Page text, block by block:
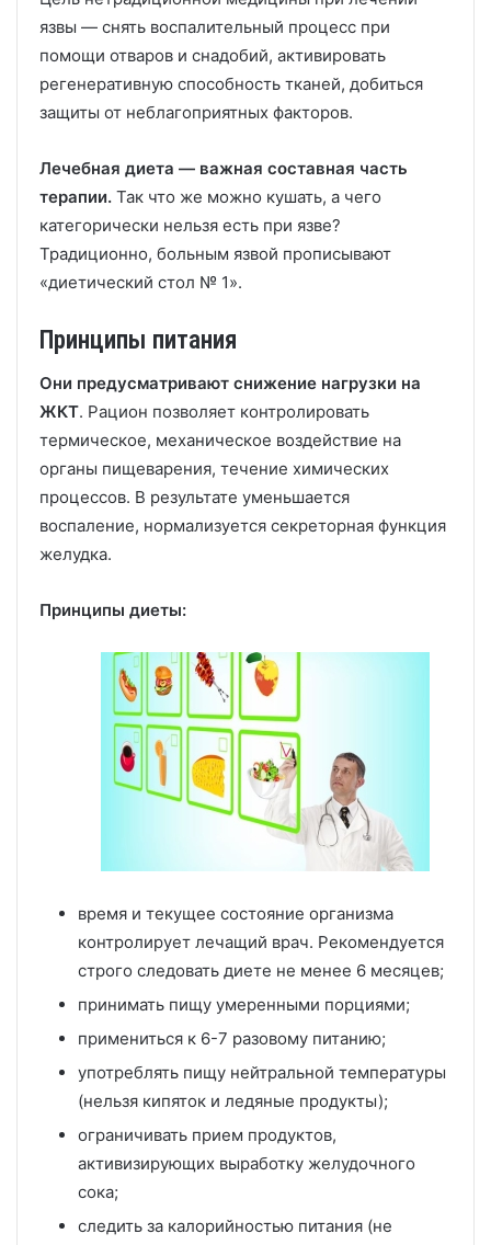
язвы — снять воспалительный процесс при
помощи отваров и снадобий, активировать
регенеративную способность тканей, добиться
защиты от неблагоприятных факторов.
Лечебная диета — важная составная часть
терапии. Так что же можно кушать, а чего
категорически нельзя есть при язве?
Традиционно, больным язвой прописывают
«диетический стол № 1».
Принципы питания
Они предусматривают снижение нагрузки на
ЖКТ. Рацион позволяет контролировать
термическое, механическое воздействие на
органы пищеварения, течение химических
процессов. В результате уменьшается
воспаление, нормализуется секреторная функция
желудка.
Принципы диеты:
время и текущее состояние организма
контролирует лечащий врач. Рекомендуется
строго следовать диете не менее 6 месяцев;
принимать пищу умеренными порциями;
примениться к 6-7 разовому питанию;
употреблять пищу нейтральной температуры
(нельзя кипяток и ледяные продукты);
ограничивать прием продуктов,
активизирующих выработку желудочного
сока;
следить за калорийностью питания (не